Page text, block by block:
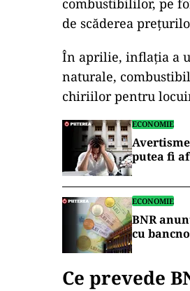
combustibililor, pe
de scăderea
În aprilie, inflația a
naturale,
chiriilor pentru
ECONOMIE
putea fi
ECONOMIE
BNR
cu
Ce prevede